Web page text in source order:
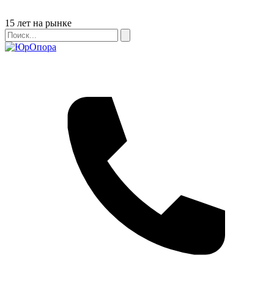
Бейдж
15 лет на рынке
Поиск
Поиск